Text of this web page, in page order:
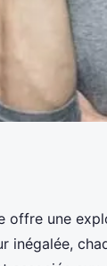
offre une
inégalée,